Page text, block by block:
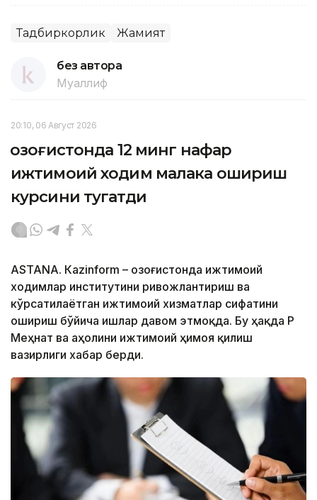
Тадбиркорлик Жамият
без автора
Муаллиф
20:10, 06 Август 2026
Қозоғистонда 12 минг нафар
ижтимоий ходим малака ошириш
курсини тугатди
ASTANА. Кazinform – Қозоғистонда ижтимоий
ходимлар институтини ривожлантириш ва
кўрсатилаётган ижтимоий хизматлар сифатини
ошириш бўйича ишлар давом этмоқда. Бу ҳақда ҚР
Меҳнат ва аҳолини ижтимоий ҳимоя қилиш
вазирлиги хабар берди.